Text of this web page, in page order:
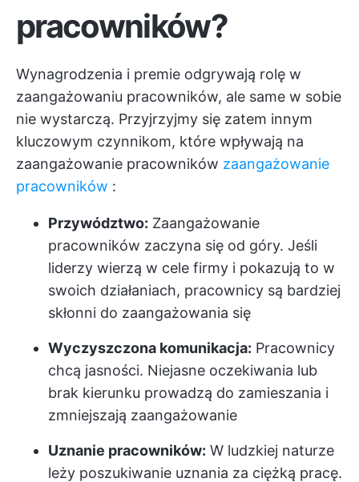
pracowników?
Wynagrodzenia i premie odgrywają rolę w
zaangażowaniu pracowników, ale same w sobie
nie wystarczą. Przyjrzyjmy się zatem innym
kluczowym czynnikom, które wpływają na
zaangażowanie pracowników zaangażowanie
pracowników :
Przywództwo: Zaangażowanie
pracowników zaczyna się od góry. Jeśli
liderzy wierzą w cele firmy i pokazują to w
swoich działaniach, pracownicy są bardziej
skłonni do zaangażowania się
Wyczyszczona komunikacja: Pracownicy
chcą jasności. Niejasne oczekiwania lub
brak kierunku prowadzą do zamieszania i
zmniejszają zaangażowanie
Uznanie pracowników: W ludzkiej naturze
leży poszukiwanie uznania za ciężką pracę.